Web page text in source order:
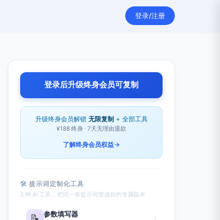
登录/注册
登录后升级终身会员可复制
升级终身会员解锁 无限复制 + 全部工具
¥188 终身 · 7天无理由退款
了解终身会员权益→
🛠 提示词定制化工具
5 种 AI 工具，把同一条提示词变成你的专属版本
📝 参数填写器 ›